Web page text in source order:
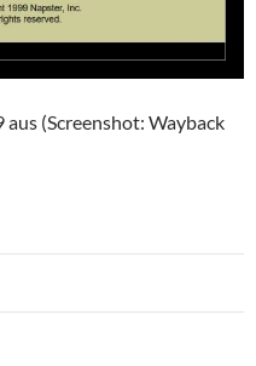
(Screenshot: Wayback